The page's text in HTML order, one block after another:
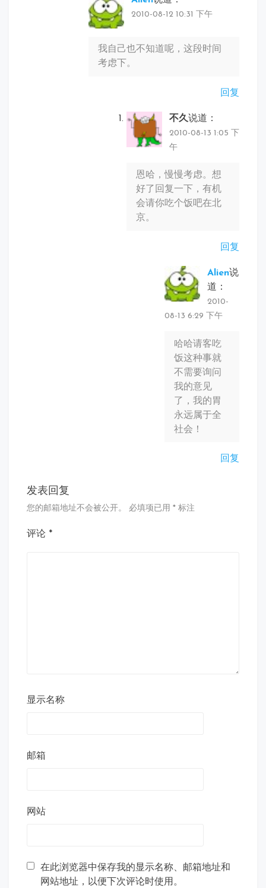
2010-08-12 10:31 下午
我自己也不知道呢，这段时间
考虑下。
回复
不久说道：
2010-08-13 1:05 下
午
恩哈，慢慢考虑。想
好了回复一下，有机
会请你吃个饭吧在北
京。
回复
Alien说
道：
2010-
08-13 6:29 下午
哈哈请客吃
饭这种事就
不需要询问
我的意见
了，我的胃
永远属于全
社会！
回复
发表回复
您的邮箱地址不会被公开。 必填项已用 * 标注
评论 *
显示名称
邮箱
网站
在此浏览器中保存我的显示名称、邮箱地址和
网站地址，以便下次评论时使用。